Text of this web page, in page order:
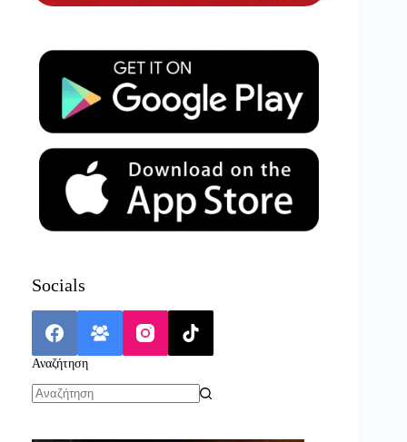
Socials
Αναζήτηση